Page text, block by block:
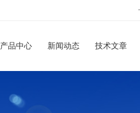
产品中心 新闻动态 技术文章